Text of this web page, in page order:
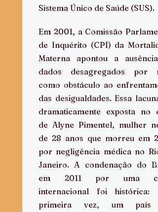
Sistema Único de Saúde (SUS).
Em 2001, a Comissão
de Inquérito (CPI) da
Materna apontou a ausência
dados desagregados por
como obstáculo ao
das desigualdades. Essa
dramaticamente exposta no
de Alyne Pimentel, mulher
de 28 anos que morreu em
por negligência médica no
Janeiro. A condenação do
em 2011 por uma
internacional foi histórica:
primeira vez, um país